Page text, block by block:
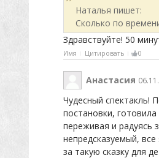
Наталья пишет:
Сколько по
Здравствуйте! 50
Имя Цитировать 0
Анастасия
Чудесный спектакль!
постановки,
переживая и радуясь
непредсказуемый,
за такую сказку для